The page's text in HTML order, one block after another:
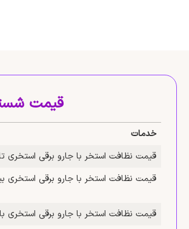
قیمت
خدمات
قیمت نظافت استخر با جارو برقی استخری تا 50متر
قیمت نظافت استخر با جارو برقی استخری بین 50 تا 100متر
قیمت نظافت استخر با جارو برقی استخری بالای 100متر